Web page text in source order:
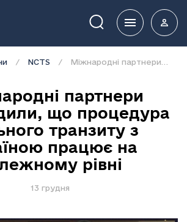
Пошук
NCTS
партнери
що процедура
транзиту з
працює на
рівні
13 грудня